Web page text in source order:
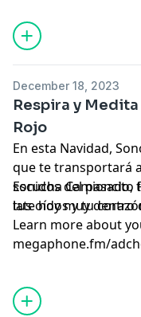
December 18, 2023
Respira y
Rojo
En esta Navidad,
que te transportará
sonidos del pasado,
late hoy muy dentro
Escucha
tus oídos y tu
Learn more about
megaphone.fm/